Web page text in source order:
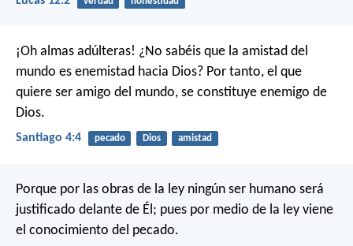
¡Oh almas adúlteras! ¿No sabéis que la amistad del
mundo es enemistad hacia Dios? Por tanto, el que
quiere ser amigo del mundo, se constituye enemigo de
Dios.
Santiago 4:4 pecado Dios amistad
Porque por las obras de la ley ningún ser humano será
justificado delante de Él; pues por medio de la ley viene
el conocimiento del pecado.